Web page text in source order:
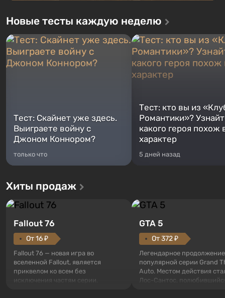
Новые тесты каждую неделю
Тест: Скайнет уже здесь.
Выиграете войну с
Джоном Коннором?
только что
Тест: кто вы из
Романтики»?
какого героя похож
характер
5 дней назад
Хиты продаж
Fallout 76
От 16 ₽
Fallout 76 — новая игра во
вселенной Fallout, является
приквелом ко всем без
исключения частям серии.
GTA 5
От 372 ₽
Легендарное продолжение
популярной серии Grand
Auto. Местом действия
Лос-Сантос,